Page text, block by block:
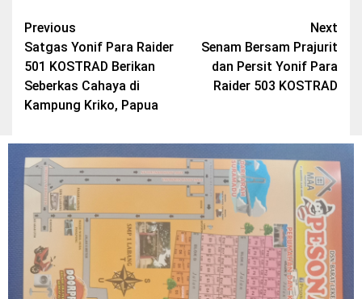
Post
navigation
Previous
Satgas Yonif Para Raider
501 KOSTRAD Berikan
Seberkas Cahaya di
Kampung Kriko, Papua
Next
Senam Bersam Prajurit
dan Persit Yonif Para
Raider 503 KOSTRAD